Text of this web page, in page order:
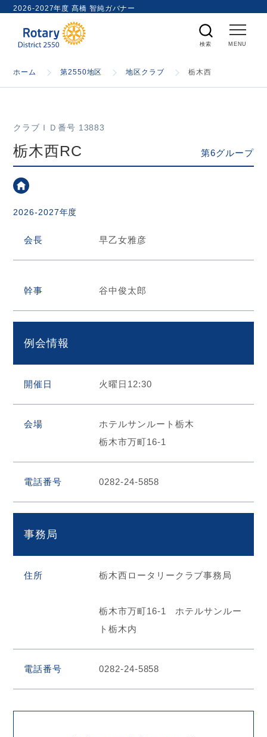
2026-2027年度 髙橋 智純ガバナー
内
ホーム 第2550地区 地区クラブ 栃木西
クラブＩＤ番号 13883
栃木西RC 第6グループ
2026-2027年度
会長 早乙女雅彦
幹事 谷中俊太郎
例会情報
開催日 火曜日12:30
会場
ホテルサンルート栃木
栃木市万町16-1
電話番号 0282-24-5858
事務局
住所 栃木西ロータリークラブ事務局
栃木市万町16-1 ホテルサンルー
ト栃木内
電話番号 0282-24-5858
資料室
お問合せ
サ
イ
ト
内